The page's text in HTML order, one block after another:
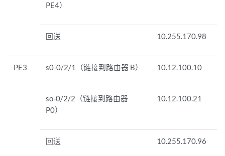
PE4）
回送 10.255.170.98
PE3 s0-0/2/1（链接到路由器 B） 10.12.100.10
so-0/2/2（链接到路由器
P0）
10.12.100.21
回送 10.255.170.96